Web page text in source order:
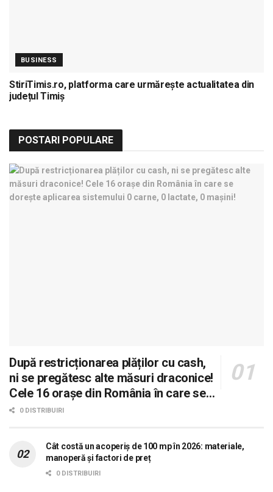
BUSINESS
StiriTimis.ro, platforma care urmărește actualitatea din
județul Timiș
POSTARI POPULARE
După restricționarea plăților cu cash,
ni se pregătesc alte măsuri draconice!
Cele 16 orașe din România în care se
dorește aplicarea sistemului 0 carne, 0
0 DISTRIBUIRI
Cât costă un acoperiș de 100 mp în 2026: materiale,
manoperă și factori de preț
0 DISTRIBUIRI